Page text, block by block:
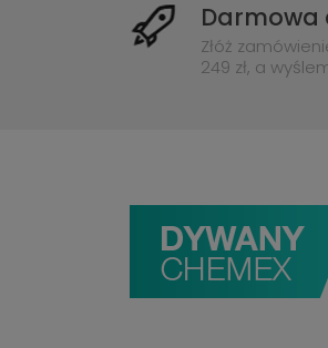
Darmowa
Złóż
249 zł, a